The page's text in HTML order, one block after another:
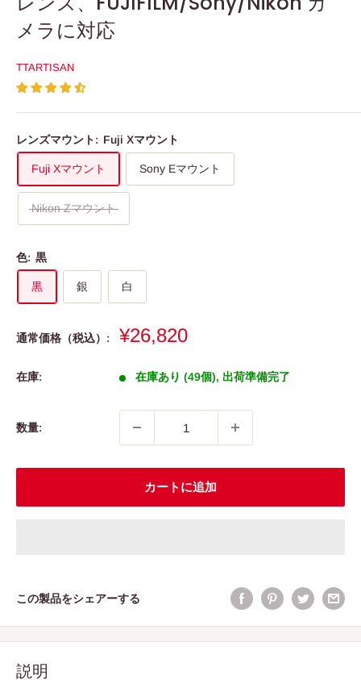
メラに対応
TTARTISAN
レンズマウント: Fuji Xマウント
Fuji Xマウント Sony Eマウント
Nikon Zマウント
色: 黒
黒 銀 白
通常価格（税込）:
販
価
¥26,820
在庫: 在庫あり (49個), 出荷準備完了
数量:
カートに追加
この製品をシェアーする
説明